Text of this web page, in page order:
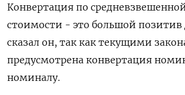
Конвертация по
стоимости - это большой позитив
сказал он, так как текущими
предусмотрена конвертация
номиналу.